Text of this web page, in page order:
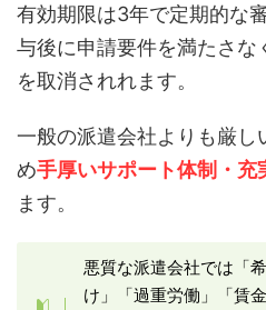
有効期限は3年で定期的な
与後に申請要件を満たさな
を取消されれます。
一般の派遣会社よりも厳し
め手厚いサポート体制・充
ます。
悪質な派遣会社では「
け」「過重労働」「賃